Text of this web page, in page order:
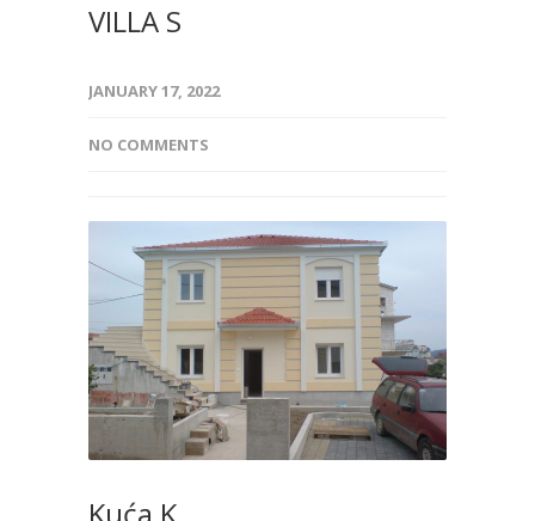
VILLA S
JANUARY 17, 2022
NO COMMENTS